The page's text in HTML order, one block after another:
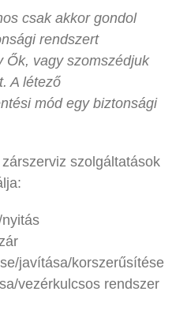
csak akkor gondol
rendszert
Ők, vagy szomszédjuk
A létező
mód egy biztonsági
szolgáltatások
javítása/korszerűsítése
vezérkulcsos rendszer